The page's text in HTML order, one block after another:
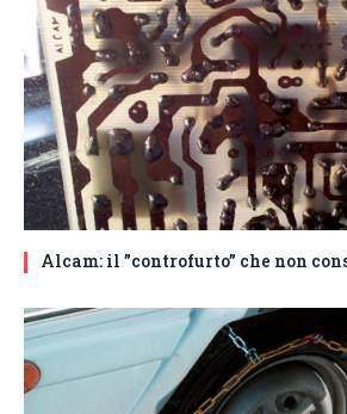
Alcam: il ”controfurto” che non